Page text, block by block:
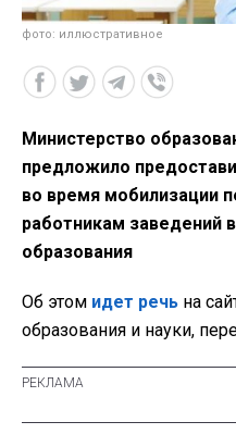
фото: иллюстративное
Министерство
предложило
во время мобилизации
работникам заведений
образования
Об этом идет речь на
образования и науки,